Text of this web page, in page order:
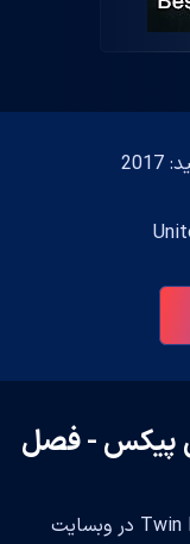
پیکس - فصل
زیرنویس فارسی سریال Twin Peaks - Season 3 در وبسایت